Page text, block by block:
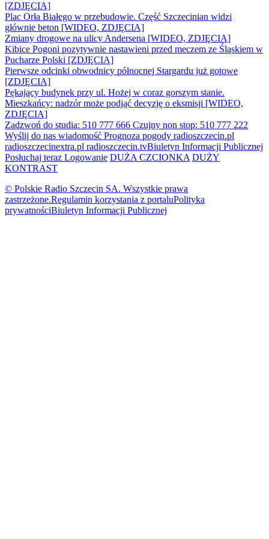
[ZDJĘCIA]
Plac Orła Białego w przebudowie. Część Szczecinian widzi
głównie beton [WIDEO, ZDJĘCIA]
Zmiany drogowe na ulicy Andersena [WIDEO, ZDJĘCIA]
Kibice Pogoni pozytywnie nastawieni przed meczem ze Śląskiem w
Pucharze Polski [ZDJĘCIA]
Pierwsze odcinki obwodnicy północnej Stargardu już gotowe
[ZDJĘCIA]
Pękający budynek przy ul. Hożej w coraz gorszym stanie.
Mieszkańcy: nadzór może podjąć decyzję o eksmisji [WIDEO,
ZDJĘCIA]
Zadzwoń do studia: 510 777 666 Czujny non stop: 510 777 222
Wyślij do nas wiadomość Prognoza pogody radioszczecin.pl
radioszczecinextra.pl radioszczecin.tvBiuletyn Informacji Publicznej
Posłuchaj teraz Logowanie DUŻA CZCIONKA DUŻY
KONTRAST
© Polskie Radio Szczecin SA. Wszystkie prawa
zastrzeżone.Regulamin korzystania z portaluPolityka
prywatnościBiuletyn Informacji Publicznej